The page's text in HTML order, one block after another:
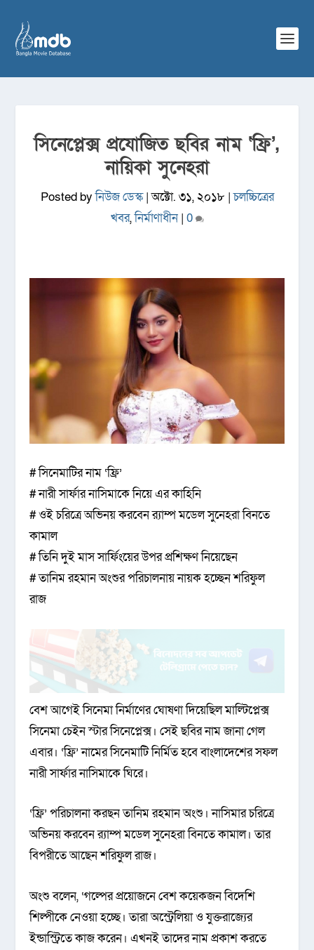
সিনেপ্লেক্স প্রযোজিত ছবির নাম ‘ফ্রি’,
নায়িকা সুনেহরা
Posted byনিউজ ডেস্ক|অক্টো. ৩১, ২০১৮ |চলচ্চিত্রের
খবর,নির্মাণাধীন| 0
# সিনেমাটির নাম ‘ফ্রি’
# নারী সার্ফার নাসিমাকে নিয়ে এর কাহিনি
# ওই চরিত্রে অভিনয় করবেন র‌্যাম্প মডেল সুনেহরা বিনতে
কামাল
# তিনি দুই মাস সার্ফিংয়ের উপর প্রশিক্ষণ নিয়েছেন
# তানিম রহমান অংশুর পরিচালনায় নায়ক হচ্ছেন শরিফুল
রাজ
বেশ আগেই সিনেমা নির্মাণের ঘোষণা দিয়েছিল মাল্টিপ্লেক্স
সিনেমা চেইন স্টার সিনেপ্লেক্স। সেই ছবির নাম জানা গেল
এবার। ‘ফ্রি’ নামের সিনেমাটি নির্মিত হবে বাংলাদেশের সফল
নারী সার্ফার নাসিমাকে ঘিরে।
‘ফ্রি’ পরিচালনা করছন তানিম রহমান অংশু। নাসিমার চরিত্রে
অভিনয় করবেন র‌্যাম্প মডেল সুনেহরা বিনতে কামাল। তার
বিপরীতে আছেন শরিফুল রাজ।
অংশু বলেন, ‘গল্পের প্রয়োজনে বেশ কয়েকজন বিদেশি
শিল্পীকে নেওয়া হচ্ছে। তারা অস্ট্রেলিয়া ও যুক্তরাজ্যের
ইন্ডাস্ট্রিতে কাজ করেন। এখনই তাদের নাম প্রকাশ করতে